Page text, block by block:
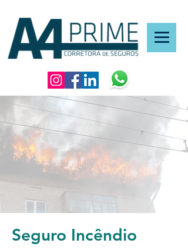
Seguro Incêndio